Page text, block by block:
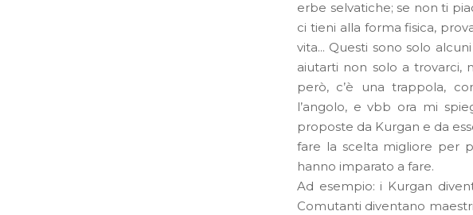
erbe selvatiche; se non ti
ci tieni alla forma fisica,
vita… Questi sono solo
aiutarti non solo a trovarci,
però, c’è una trappola,
l’angolo, e vbb ora mi
proposte da Kurgan e da
fare la scelta migliore per
hanno imparato a fare.
Ad esempio: i Kurgan
Comutanti diventano